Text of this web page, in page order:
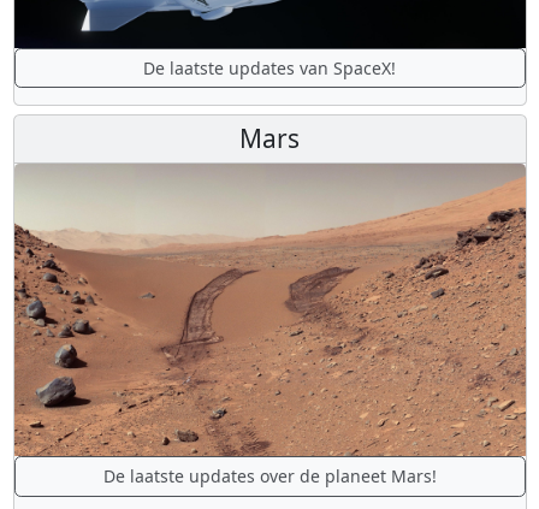
De laatste updates van SpaceX!
Mars
De laatste updates over de planeet Mars!